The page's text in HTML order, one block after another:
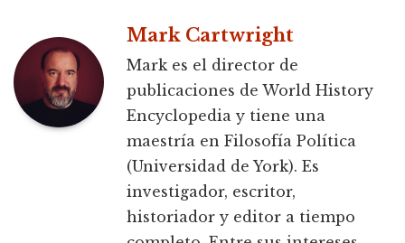
Mark Cartwright
Mark es el director de
publicaciones de World History
Encyclopedia y tiene una
maestría en Filosofía Política
(Universidad de York). Es
investigador, escritor,
historiador y editor a tiempo